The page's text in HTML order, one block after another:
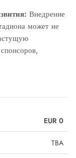
Внедрение
может не
EUR 0
TBA